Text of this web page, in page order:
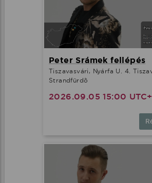
Peter Srámek fellépés
Tiszavasvári, Nyárfa U. 4.
Strandfürdõ
2026.09.05 15:00